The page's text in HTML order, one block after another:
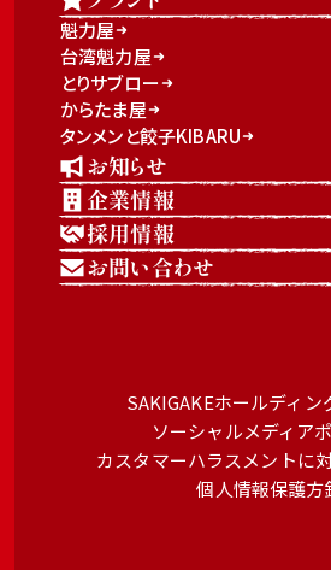
魁力屋
台湾魁力屋
とりサブロー
からたま屋
タンメンと餃子KIBARU
お知らせ
企業情報
採用情報
お問い合わせ
SAKIGAKEホールディン
ソーシャルメディア
カスタマーハラスメントに
個人情報保護方